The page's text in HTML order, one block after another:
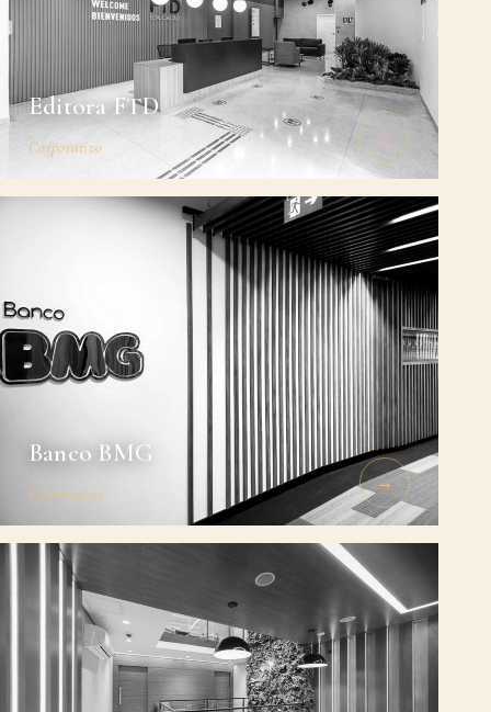
Editora FTD
Corporativo →
Banco BMG
Corporativo →